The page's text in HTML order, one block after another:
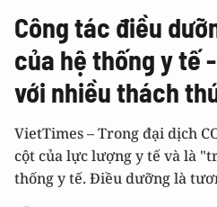
Công tác điều
của hệ thống y tế
với nhiều thách
VietTimes – Trong đại dịch
cột của lực lượng y tế và là
thống y tế. Điều dưỡng là